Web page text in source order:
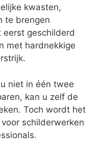
kwasten,
te brengen
eerst geschilderd
met hardnekkige
niet in één twee
kan u zelf de
Toch wordt het
schilderwerken